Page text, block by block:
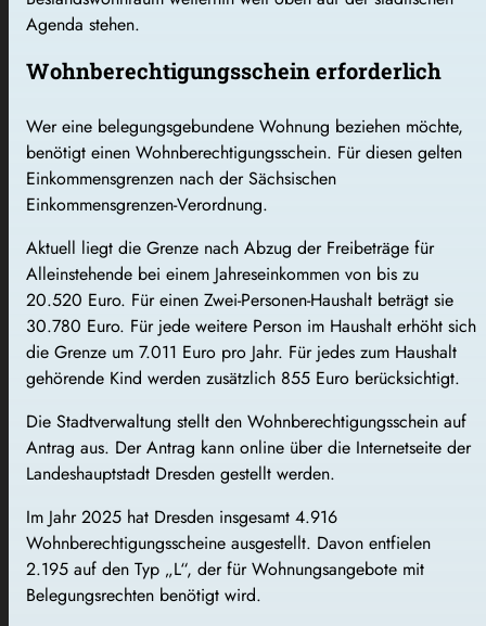
Agenda stehen.
Wohnberechtigungsschein erforderlich
Wer eine belegungsgebundene Wohnung beziehen möchte,
benötigt einen Wohnberechtigungsschein. Für diesen gelten
Einkommensgrenzen nach der Sächsischen
Einkommensgrenzen-Verordnung.
Aktuell liegt die Grenze nach Abzug der Freibeträge für
Alleinstehende bei einem Jahreseinkommen von bis zu
20.520 Euro. Für einen Zwei-Personen-Haushalt beträgt sie
30.780 Euro. Für jede weitere Person im Haushalt erhöht sich
die Grenze um 7.011 Euro pro Jahr. Für jedes zum Haushalt
gehörende Kind werden zusätzlich 855 Euro berücksichtigt.
Die Stadtverwaltung stellt den Wohnberechtigungsschein auf
Antrag aus. Der Antrag kann online über die Internetseite der
Landeshauptstadt Dresden gestellt werden.
Im Jahr 2025 hat Dresden insgesamt 4.916
Wohnberechtigungsscheine ausgestellt. Davon entfielen
2.195 auf den Typ „L“, der für Wohnungsangebote mit
Belegungsrechten benötigt wird.